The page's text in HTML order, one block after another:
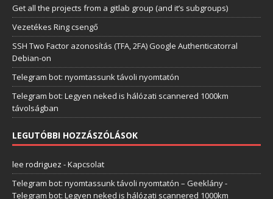
Get all the projects from a gitlab group (and it’s subgroups)
Vezetékes Ring csengő
SSH Two Factor azonosítás (TFA, 2FA) Google Authenticatorral
Debian-on
Telegram bot: nyomtassunk távoli nyomtatón
Telegram bot: Legyen neked is hálózati scannered 1000km
távolságban
LEGUTÓBBI HOZZÁSZÓLÁSOK
lee rodriguez -Kapcsolat
Telegram bot: nyomtassunk távoli nyomtatón – Geeklány-
Telegram bot: Legyen neked is hálózati scannered 1000km